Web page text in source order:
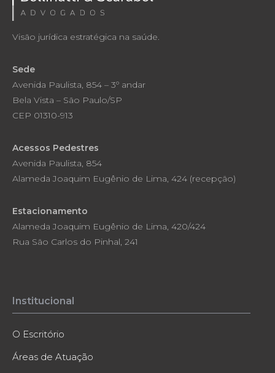
Visão jurídica estratégica na saúde.
Sede
Avenida Paulista, 854 – 3º andar
Bela Vista – São Paulo/SP
CEP 01310-913
Acessos Pedestres
Avenida Paulista, 854
Alameda Joaquim Eugênio de Lima, 424 (recepção)
Estacionamento
Alameda Joaquim Eugênio de Lima, 420/424
Rua São Carlos do Pinhal, 241
Institucional
O Escritório
Áreas de Atuação